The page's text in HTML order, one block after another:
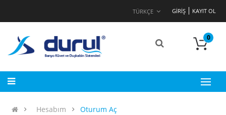
TÜRKÇE GIRIŞ KAYIT OL
0
Hesabım Oturum Aç